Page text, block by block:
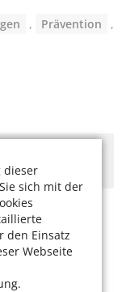
dieser
sich mit der
den Einsatz
Webseite
, Prävention
,
Meldung